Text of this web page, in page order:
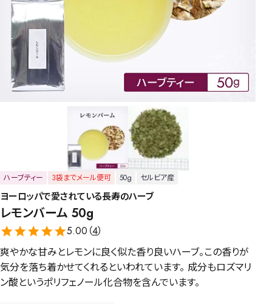
ハーブティー 3袋までメール便可 50g セルビア産
ヨーロッパで愛されている長寿のハーブ
レモンバーム 50g
5.00（4）
爽やかな甘みとレモンに良く似た香り良いハーブ。この香りが
気分を落ち着かせてくれるといわれています。 成分もロズマリ
ン酸というポリフェノール化合物を含んでいます。